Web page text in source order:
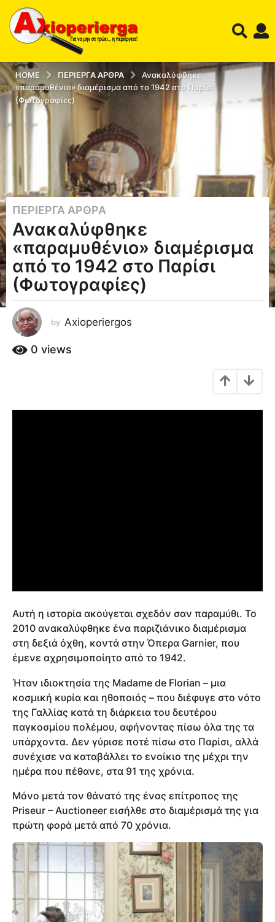
HOME ΠΕΡΊΕΡΓΑ ΆΡΘΡΑ
Ανακαλύφθηκε
«παραμυθένιο» διαμέρισμα από το 1942 στο Παρίσι
(Φωτογραφίες)
1
3
τ
η
a
o
1
2
έ
ΠΕΡΊΕΡΓΑ ΆΡΘΡΑ
Ανακαλύφθηκε
«παραμυθένιο» διαμέρισμα
από το 1942 στο Παρίσι
(Φωτογραφίες)
by Axioperiergos
0 views
Αυτή η ιστορία ακούγεται σχεδόν σαν παραμύθι. Το
2010 ανακαλύφθηκε ένα παριζιάνικο διαμέρισμα
στη δεξιά όχθη, κοντά στην Όπερα Garnier, που
έμενε αχρησιμοποίητο από το 1942.
Ήταν ιδιοκτησία της Madame de Florian – μια
κοσμική κυρία και ηθοποιός – που διέφυγε στο νότο
της Γαλλίας κατά τη διάρκεια του δευτέρου
παγκοσμίου πολέμου, αφήνοντας πίσω όλα της τα
υπάρχοντα. Δεν γύρισε ποτέ πίσω στο Παρίσι, αλλά
συνέχισε να καταβάλλει το ενοίκιο της μέχρι την
ημέρα που πέθανε, στα 91 της χρόνια.
Μόνο μετά τον θάνατό της ένας επίτροπος της
Priseur – Auctioneer εισήλθε στο διαμέρισμά της για
πρώτη φορά μετά από 70 χρόνια.